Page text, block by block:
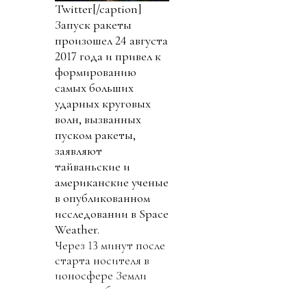
Twitter[/caption]
Запуск ракеты
произошел 24 августа
2017 года и привел к
формированию
самых больших
ударных круговых
волн, вызванных
пуском ракеты,
заявляют
тайваньские и
американские ученые
в опубликованном
исследовании в Space
Weather.
Через 13 минут после
старта носителя в
ионосфере Земли